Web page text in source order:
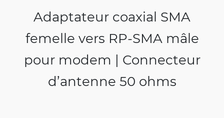
Adaptateur coaxial SMA
femelle vers RP-SMA mâle
pour modem | Connecteur
d’antenne 50 ohms